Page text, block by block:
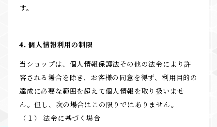
す。
4. 個人情報利用の制限
当ショップは、個人情報保護法その他の法令により許
容される場合を除き、お客様の同意を得ず、利用目的の
達成に必要な範囲を超えて個人情報を取り扱いませ
ん。但し、次の場合はこの限りではありません。
（１） 法令に基づく場合